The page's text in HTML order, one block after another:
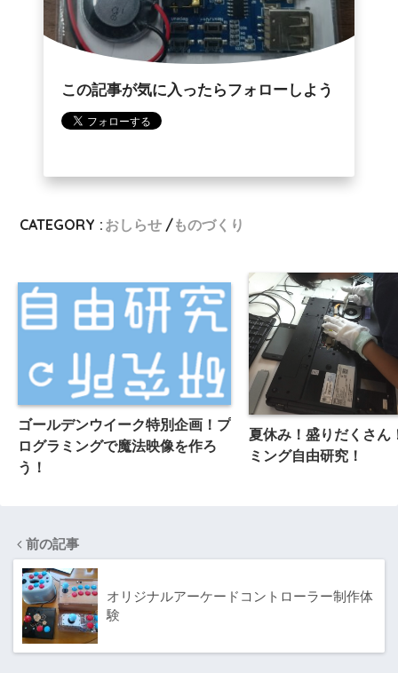
この記事が気に入ったらフォローしよう
CATEGORY : おしらせ ものづくり
ゴールデンウイーク特別企画！プ
ログラミングで魔法映像を作ろ
う！
夏休み！盛りだくさん
ミング自由研究！
前の記事
オリジナルアーケードコントローラー制作体
験